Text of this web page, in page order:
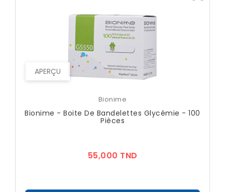
APERÇU
Bionime
Bionime - Boite De Bandelettes Glycémie - 100
Pièces
55,000 TND